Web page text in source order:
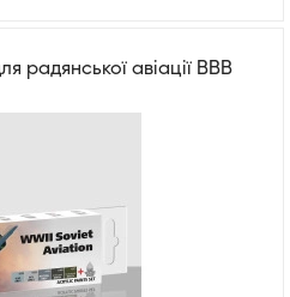
радянської авіації ВВВ